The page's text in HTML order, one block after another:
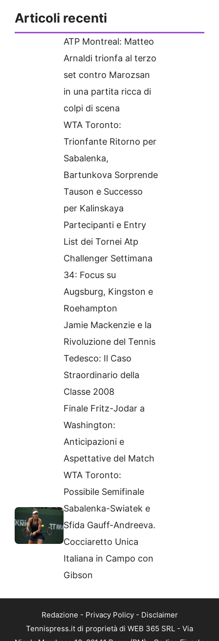
Articoli recenti
ATP Montreal: Matteo
Arnaldi trionfa al terzo
set contro Marozsan
in una partita ricca di
colpi di scena
WTA Toronto:
Trionfante Ritorno per
Sabalenka,
Bartunkova Sorprende
Tauson e Successo
per Kalinskaya
Partecipanti e Entry
List dei Tornei Atp
Challenger Settimana
34: Focus su
Augsburg, Kingston e
Roehampton
Jamie Mackenzie e la
Rivoluzione del Tennis
Tedesco: Il Caso
Straordinario della
Classe 2008
Finale Fritz-Jodar a
Washington:
Anticipazioni e
Aspettative del Match
WTA Toronto:
Possibile Semifinale
Sabalenka-Swiatek e
Sfida Gauff-Andreeva.
Cocciaretto Unica
Italiana in Campo con
Gibson
Redazione - Privacy Policy- Disclaimer
Tennispress.it di proprietà di WEB 365 SRL - Via